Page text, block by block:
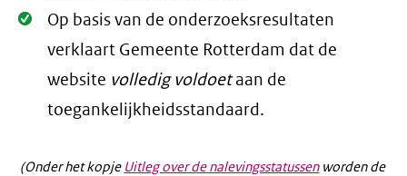
Oké.
Op basis van de onderzoeksresultaten
verklaart Gemeente Rotterdam dat de
website volledig voldoetaan de
toegankelijkheidsstandaard.
(Onder het kopje Uitleg over de nalevingsstatussenworden de